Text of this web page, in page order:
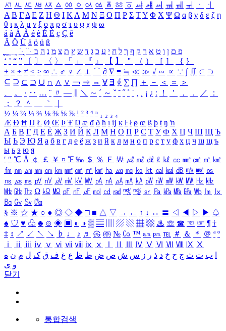
ㅺ ㅻ ㅼ ㅽ ㅾ ㅿ ㆀ ㆁ ㆂ ㆃ ㆄ ㆅ ㆆ ㆇ ㆈ ㆉ ㆊ ㆋ ㆌ ㆍ
ㆎ
Α Β ΓΔ Ε Ζ Η Θ Ι ΚΛ Μ Ν Ξ Ο Π Ρ Σ ΤΥ Φ Χ Ψ Ω α β γ δ ε ζ η
θ ι κ λ μ ν ξ ο π ρ σ τ υ φ χ ψ ω
á à Á À é è É È ç Ç ê
Ä Ö Ü ä ö ü ß
ִֶֹ ֻּ ׁׂ פ ם ן ו ט א ר ק ף ך ל ח י ע כ ג ד ש ץ ת צ מ נ ה ב
‘ ’ “ ” 〔 〕 〈 〉 「 」 『 』 【 】 ＂ （ ） ［ ］ ｛ ｝
± × ÷ ≠ ≤ ≥ ∞ ∴ ♂ ♀ ∠ ⊥ ⌒ ∂ ∇ ≡ ≒ ≪ ≫ √ ∽ ∝ ∵ ∫ ∬ ∈ ∋
⊆ ⊇ ⊂ ⊃ ∪ ∩ ∧ ∨ ￢ ⇒ ⇔ ∀ ∃ ∮ ∑ ∏ ＋ － ＜ ＝
＞
、
。 · ‥ … ¨ 〃 ― ＼ ∼ ´ ～ ˇ ˘ ˝ ˚ ˙ ¸ ¡ ¿ ː ！ ＇ ， ． ／
：
；
？ ＾ ｀
½ ⅓ ⅔ ¼ ¾ ⅛ ⅜ ⅝ ⅞ ¹ ² ³ ⁴ ⁿ ₁ ₂ ₃ ₄
Æ Ð Ħ Ĳ Ł Ø Œ Þ Ŧ Ŋ æ đ ð ħ ı ĳ ĸ ŀ ł ø œ ß þ ŧ ŋ ŉ
А Б В Г Д Е Ё Ж З И Й К Л М Н О П Р С Т У Ф Х Ц Ч Ш Щ Ъ
Ы Ь Э Ю Я а б в г д е ё ж з и й к л м н о п р с т у ф х ц ч ш щ ъ
ы ь э ю я
′ ″ ℃ Å ￠ ￡ ￥ ¤ ℉ ‰ ＄ ％ Ｆ ￦ ㎕ ㎖ ㎗ ℓ ㎘ ㏄ ㎣ ㎤ ㎥ ㎦
㎙ ㎚ ㎛ ㎜ ㎝ ㎞ ㎟ ㎠ ㎡ ㎢ ㏊ ㎍ ㎎ ㎏ ㏏ ㎈ ㎉ ㏈ ㎧ ㎨ ㎰
㎱ ㎲ ㎳ ㎴ ㎵ ㎶ ㎷ ㎸ ㎹ ㎀ ㎁ ㎂ ㎃ ㎄ ㎺ ㎻ ㎽ ㎾ ㎿ ㎐ ㎑
㎒ ㎓ ㎔ Ω ㏀ ㏁ ㎊ ㎋ ㎌ ㏖ ㏅ ㎭ ㎮ ㎯ ㏛ ㎩ ㎪ ㎫ ㎬ ㏝ ㏐
㏓
㏃ ㏉ ㏜ ㏆
§ ※ ☆ ★ ○ ● ◎ ◇ ◆ □ ■ △ ▽ → ← ↑ ↓ ↔ 〓 ◁ ◀ ▷ ▶ ♤
♠ ♡ ♥ ♧ ♣ ⊙ ◈ ▣ ◐ ◑ ▒ ▤ ▨ ▧ ▦ ▩ ♨ ☏ ☎ ☜ ☞ ¶ †
‡ ↕ ↗ ↙ ↖ ↘ ♭ ♩ ♪ ♬ ㉿ ㈜ № ㏇ ™ ㏂ ㏘ ℡ ＃ ＆ ＊ ＠ ª º
ⅰ
ⅱ ⅲ ⅳ ⅴ ⅵ ⅶ ⅷ ⅸ ⅹ Ⅳ Ⅴ Ⅵ Ⅶ Ⅷ Ⅸ Ⅹ
ب ت ث ج ح خ د ذ ر ز س ش ص ض ط ظ ع غ ف ق ک ل م ن ه
و ی
닫기
통합검색